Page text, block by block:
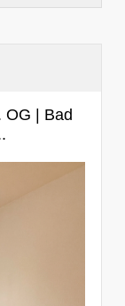
OG | Bad